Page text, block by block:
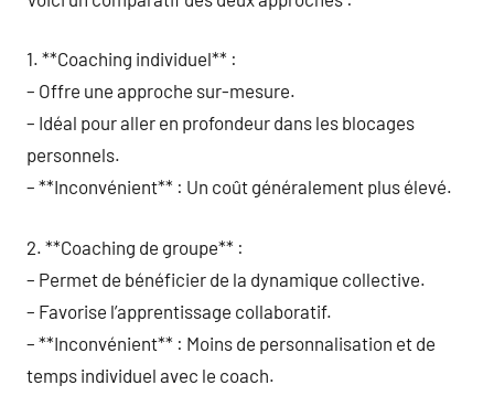
1. **Coaching individuel** :
– Offre une approche sur-mesure.
– Idéal pour aller en profondeur dans les blocages
personnels.
– **Inconvénient** : Un coût généralement plus élevé.
2. **Coaching de groupe** :
– Permet de bénéficier de la dynamique collective.
– Favorise l’apprentissage collaboratif.
– **Inconvénient** : Moins de personnalisation et de
temps individuel avec le coach.